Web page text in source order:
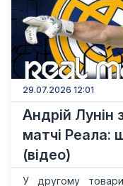
29.07.2026 12:01
Андрій Лунін
матчі Реала:
(відео)
У другому